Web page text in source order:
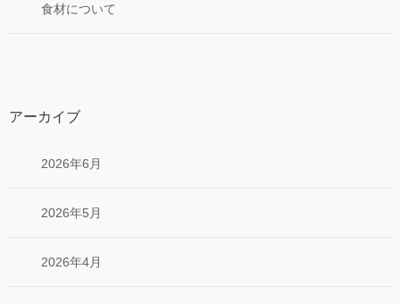
食材について
アーカイブ
2026年6月
2026年5月
2026年4月